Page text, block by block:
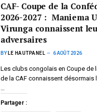
CAF- Coupe de la
2026-2027 : Maniema
Virunga connaissent
adversaires
BY LE HAUTPANEL 6 AOÛT 2026
Les clubs congolais en Coupe de
de la CAF connaissent désormais
…
Partager :